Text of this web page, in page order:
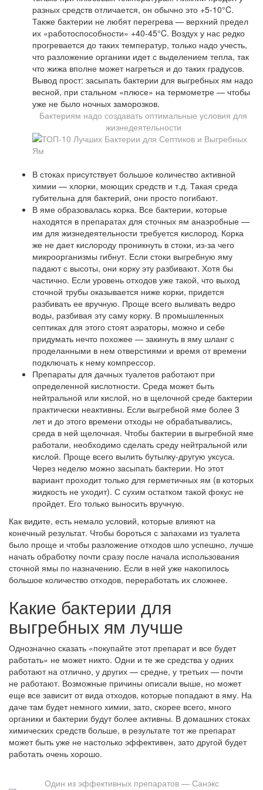
разных средств отличается, он обычно это +5-10°C.
Также бактерии не любят перегрева — верхний предел
их «работоспособности» +40-45°C. Воздух у нас редко
прогревается до таких температур, только надо учесть,
что разложение органики идет с выделением тепла, так
что жижа вполне может нагреться и до таких градусов.
Вывод прост: засыпать бактерии для выгребных ям надо
весной, при стальном «плюсе» на термометре — чтобы
уже не было ночных заморозков.
Бактериям надо создавать оптимальные условия для
жизнедеятельности
В стоках присутствует большое количество активной
химии — хлорки, моющих средств и т.д. Такая среда
губительна для бактерий, они просто погибают.
В яме образовалась корка. Все бактерии, которые
находятся в препаратах для сточных ям анаэробные —
им для жизнедеятельности требуется кислород. Корка
же не дает кислороду проникнуть в стоки, из-за чего
микроорганизмы гибнут. Если стоки выгребную яму
падают с высоты, они корку эту разбивают. Хотя бы
частично. Если уровень отходов уже такой, что выход
сточной трубы оказывается ниже корки, придется
разбивать ее вручную. Проще всего выливать ведро
воды, разбивая эту саму корку. В промышленных
септиках для этого стоят аэраторы, можно и себе
придумать нечто похожее — закинуть в яму шланг с
проделанными в нем отверстиями и время от времени
подключать к нему компрессор.
Препараты для дачных туалетов работают при
определенной кислотности. Среда может быть
нейтральной или кислой, но в щелочной среде бактерии
практически неактивны. Если выгребной яме более 3
лет и до этого времени отходы не обрабатывались,
среда в ней щелочная. Чтобы бактерии в выгребной яме
работали, необходимо сделать среду нейтральной или
кислой. Проще всего вылить бутылку-другую уксуса.
Через неделю можно засыпать бактерии. Но этот
вариант проходит только для герметичных ям (в которых
жидкость не уходит). С сухим остатком такой фокус не
пройдет. Его только выносить вручную.
Как видите, есть немало условий, которые влияют на
конечный результат. Чтобы бороться с запахами из туалета
было проще и чтобы разложение отходов шло успешно, лучше
начать обработку почти сразу после начала использования
сточной ямы по назначению. Если в ней уже накопилось
большое количество отходов, переработать их сложнее.
Какие бактерии для
выгребных ям лучше
Однозначно сказать «покупайте этот препарат и все будет
работать» не может никто. Одни и те же средства у одних
работают на отлично, у других — средне, у третьих — почти
не работают. Возможные причины описали выше, но может
еще все зависит от вида отходов, которые попадают в яму. На
даче там будет немного химии, зато, скорее всего, много
органики и бактерии будут более активны. В домашних стоках
химических средств больше, в результате тот же препарат
может быть уже не настолько эффективен, зато другой будет
работать очень хорошо.
Один из эффективных препаратов — Санэкс